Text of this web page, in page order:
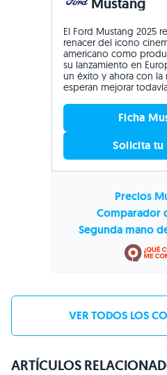
El Ford Mustang 2025
renacer del icono
americano como
su lanzamiento en
un éxito y ahora con la
esperan mejorar
Ficha
Solicita
Precios
Comparador
Segunda mano
VER TODOS LOS
ARTÍCULOS